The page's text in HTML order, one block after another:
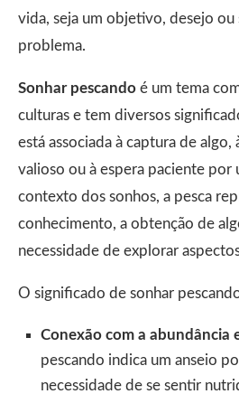
vida, seja um objetivo, desejo ou
problema.
Sonhar pescando é um tema
culturas e tem diversos
está associada à captura de algo,
valioso ou à espera paciente
contexto dos sonhos, a pesca
conhecimento, a obtenção de
necessidade de explorar
O significado de sonhar
Conexão com a abundância
pescando indica um anseio
necessidade de se sentir